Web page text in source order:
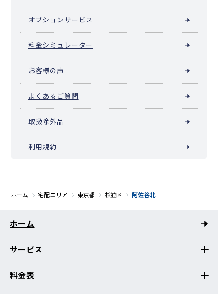
オプションサービス
料金シミュレーター
お客様の声
よくあるご質問
取扱除外品
利用規約
ホーム 宅配エリア 東京都 杉並区 阿佐谷北
ホーム
サービス
料金表